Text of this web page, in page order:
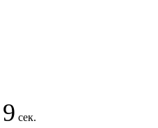
9 сек.